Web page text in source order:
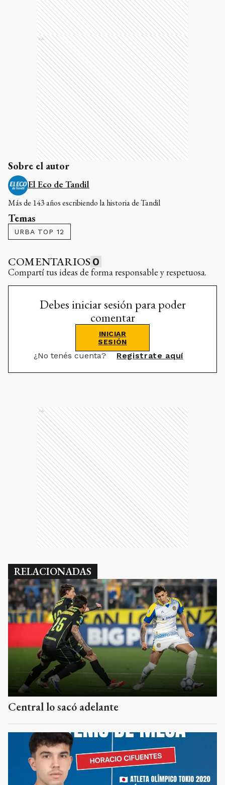
Ads
Sobre el autor
El Eco de Tandil
Más de 143 años escribiendo la historia de Tandil
Temas
URBA TOP 12
COMENTARIOS 0
Compartí tus ideas de forma responsable y respetuosa.
Debes iniciar sesión para poder
comentar
INICIAR
SESIÓN
¿No tenés cuenta? Registrate aquí
Ads
RELACIONADAS
Central lo sacó adelante